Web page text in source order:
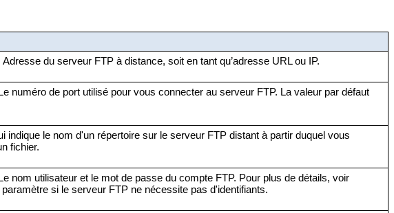
du serveur FTP à distance, soit en tant qu’adresse URL ou IP.
numéro de port utilisé pour vous connecter au serveur FTP. La valeur par défaut
indique le nom d'un répertoire sur le serveur FTP distant à partir duquel vous
fichier.
nom utilisateur et le mot de passe du compte FTP. Pour plus de détails, voir
si le serveur FTP ne nécessite pas d'identifiants.